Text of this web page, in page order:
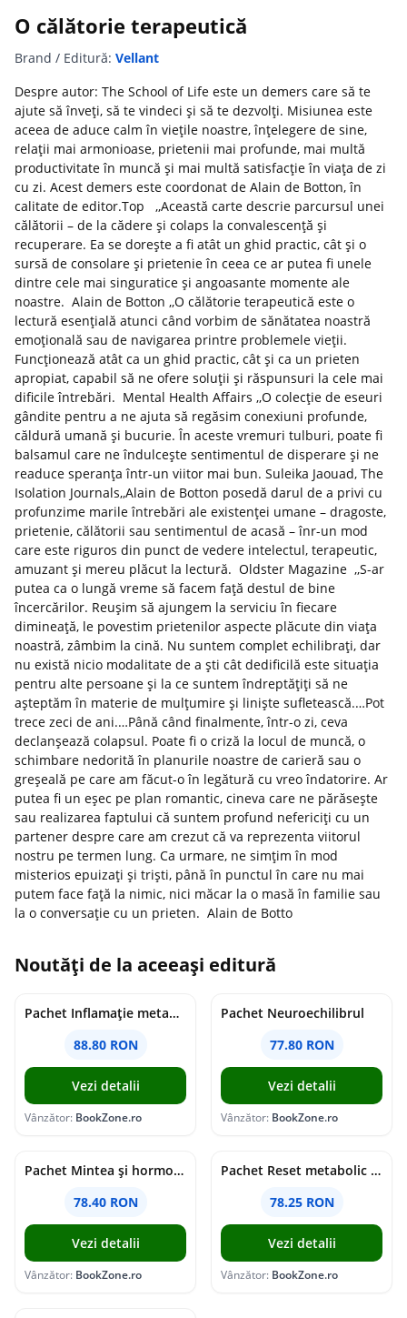
O călătorie terapeutică
Brand / Editură: Vellant
Despre autor: The School of Life este un demers care să te
ajute să înveți, să te vindeci și să te dezvolți. Misiunea este
aceea de aduce calm în viețile noastre, înțelegere de sine,
relații mai armonioase, prietenii mai profunde, mai multă
productivitate în muncă și mai multă satisfacție în viața de zi
cu zi. Acest demers este coordonat de Alain de Botton, în
calitate de editor.Top ,,Această carte descrie parcursul unei
călătorii – de la cădere și colaps la convalescență și
recuperare. Ea se dorește a fi atât un ghid practic, cât și o
sursă de consolare și prietenie în ceea ce ar putea fi unele
dintre cele mai singuratice și angoasante momente ale
noastre. Alain de Botton ,,O călătorie terapeutică este o
lectură esențială atunci când vorbim de sănătatea noastră
emoțională sau de navigarea printre problemele vieții.
Funcționează atât ca un ghid practic, cât și ca un prieten
apropiat, capabil să ne ofere soluții și răspunsuri la cele mai
dificile întrebări. Mental Health Affairs ,,O colecție de eseuri
gândite pentru a ne ajuta să regăsim conexiuni profunde,
căldură umană și bucurie. În aceste vremuri tulburi, poate fi
balsamul care ne îndulcește sentimentul de disperare și ne
readuce speranța într-un viitor mai bun. Suleika Jaouad, The
Isolation Journals,,Alain de Botton posedă darul de a privi cu
profunzime marile întrebări ale existenței umane – dragoste,
prietenie, călătorii sau sentimentul de acasă – înr-un mod
care este riguros din punct de vedere intelectul, terapeutic,
amuzant și mereu plăcut la lectură. Oldster Magazine ,,S-ar
putea ca o lungă vreme să facem față destul de bine
încercărilor. Reușim să ajungem la serviciu în fiecare
dimineață, le povestim prietenilor aspecte plăcute din viața
noastră, zâmbim la cină. Nu suntem complet echilibrați, dar
nu există nicio modalitate de a ști cât dedificilă este situația
pentru alte persoane și la ce suntem îndreptățiți să ne
așteptăm în materie de mulțumire și liniște sufletească.…Pot
trece zeci de ani.…Până când finalmente, într-o zi, ceva
declanșează colapsul. Poate fi o criză la locul de muncă, o
schimbare nedorită în planurile noastre de carieră sau o
greșeală pe care am făcut-o în legătură cu vreo îndatorire. Ar
putea fi un eșec pe plan romantic, cineva care ne părăsește
sau realizarea faptului că suntem profund nefericiți cu un
partener despre care am crezut că va reprezenta viitorul
nostru pe termen lung. Ca urmare, ne simțim în mod
misterios epuizați și triști, până în punctul în care nu mai
putem face față la nimic, nici măcar la o masă în familie sau
la o conversație cu un prieten. Alain de Botto
Noutăți de la aceeași editură
Pachet Inflamație metabolism și creier
88.80 RON
Vezi detalii
Vânzător: BookZone.ro
Pachet Neuroechilibrul
77.80 RON
Vezi detalii
Vânzător: BookZone.ro
Pachet Mintea și hormonii tăi
78.40 RON
Vezi detalii
Vânzător: BookZone.ro
Pachet Reset metabolic complet
78.25 RON
Vezi detalii
Vânzător: BookZone.ro